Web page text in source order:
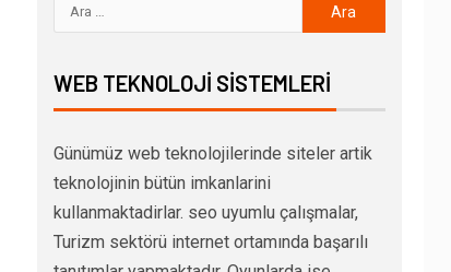
WEB TEKNOLOJI SISTEMLERI
Günümüz web teknolojilerinde siteler artik
teknolojinin bütün imkanlarini
kullanmaktadirlar. seo uyumlu çalışmalar,
Turizm sektörü internet ortamında başarılı